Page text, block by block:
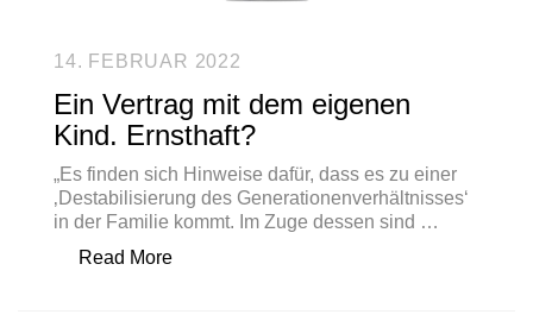
14. FEBRUAR 2022
Ein Vertrag mit dem eigenen
Kind. Ernsthaft?
„Es finden sich Hinweise dafür, dass es zu einer
‚Destabilisierung des Generationenverhältnisses‘
in der Familie kommt. Im Zuge dessen sind …
Read More„Ein Vertrag mit dem eigenen Kind.